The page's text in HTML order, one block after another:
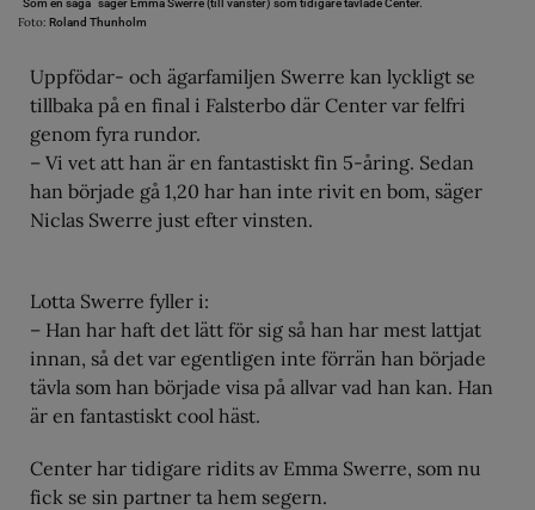
”Som en saga” säger Emma Swerre (till vänster) som tidigare tävlade Center.
Foto: Roland Thunholm
Uppfödar- och ägarfamiljen Swerre kan lyckligt se
tillbaka på en final i Falsterbo där Center var felfri
genom fyra rundor.
– Vi vet att han är en fantastiskt fin 5-åring. Sedan
han började gå 1,20 har han inte rivit en bom, säger
Niclas Swerre just efter vinsten.
Lotta Swerre fyller i:
– Han har haft det lätt för sig så han har mest lattjat
innan, så det var egentligen inte förrän han började
tävla som han började visa på allvar vad han kan. Han
är en fantastiskt cool häst.
Center har tidigare ridits av Emma Swerre, som nu
fick se sin partner ta hem segern.